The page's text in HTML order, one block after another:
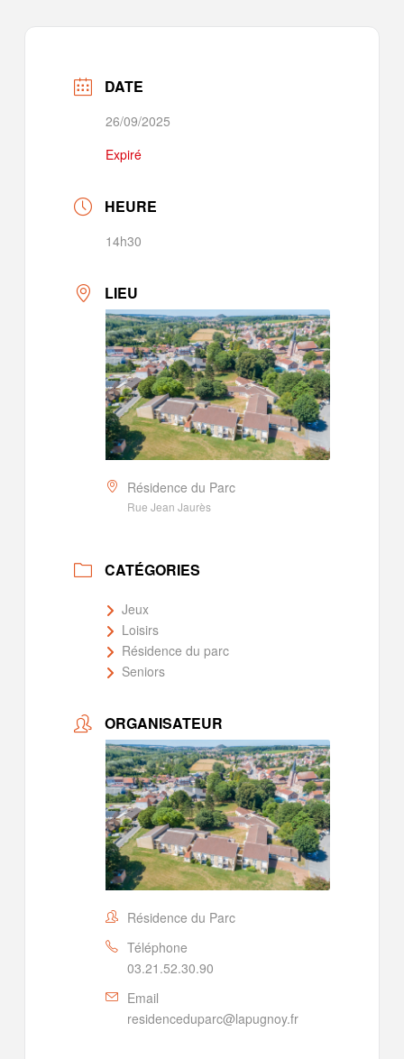
DATE
26/09/2025
Expiré
HEURE
14h30
LIEU
Résidence du Parc
Rue Jean Jaurès
CATÉGORIES
Jeux
Loisirs
Résidence du parc
Seniors
ORGANISATEUR
Résidence du Parc
Téléphone
03.21.52.30.90
Email
residenceduparc@lapugnoy.fr